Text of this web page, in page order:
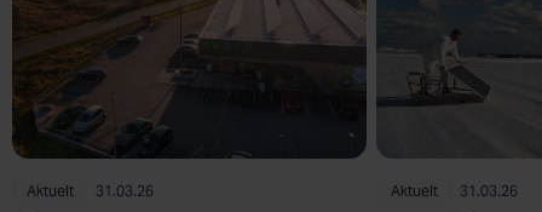
Aktuelt 31.03.26 Aktuelt 31.03.26